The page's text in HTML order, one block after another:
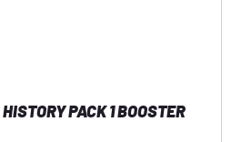
PACK 1 BOOSTER